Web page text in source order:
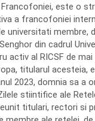
Francofoniei, este o
a francofoniei
universitati membre,
din cadrul
activ al RICSF de mai
titularul acesteia,
2023, domnia sa a
stiintifice ale
titulari, rectori si